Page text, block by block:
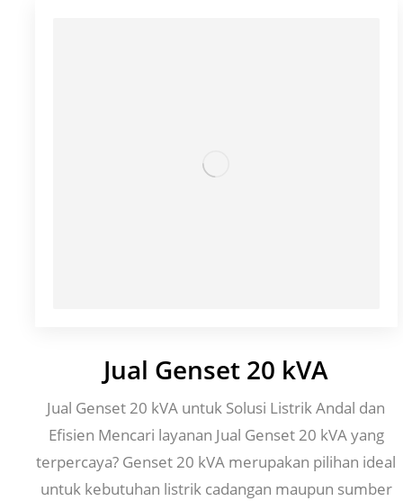
Jual Genset 20 kVA
Jual Genset 20 kVA untuk Solusi Listrik Andal dan
Efisien Mencari layanan Jual Genset 20 kVA yang
terpercaya? Genset 20 kVA merupakan pilihan ideal
untuk kebutuhan listrik cadangan maupun sumber